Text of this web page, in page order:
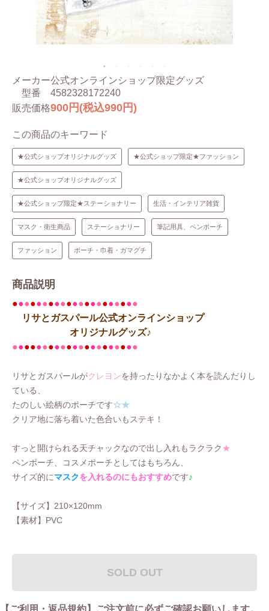
メーカー公式オンラインショップ限定グッズ
型番
4582328172240
販売価格900円(税込990円)
この商品のキーワード
★公式ショップオリジナルグッズ ★公式ショップ限定★ファッション
★公式ショップオリジナルグッズ
★公式ショップ限定★ステーショナリー 生活・インテリア雑貨
マスク・衛生商品 ステーショナリー 筆記用具、ペンポーチ
ファッション ポーチ・巾着・ガマグチ
商品説明
●●●●●●●●●●●●●●●●●●●●●
リサとガスパール公式オンラインショップ
オリジナルグッズ♪
●●●●●●●●●●●●●●●●●●●●●
リサとガスパールがクレヨンを持ったりなかよく本を読んだりし
ている、
たのしい絵柄のポーチです☆★
クリア地に落ち着いた色合いもステキ！
すっと開けられる天チャックなので出し入れもラクラク★
ペンポーチ、コスメポーチとしてはもちろん、
サイズ的にマスクを入れるのにもおすすめです♪
【サイズ】210×120mm
【素材】PVC
SOLD OUT